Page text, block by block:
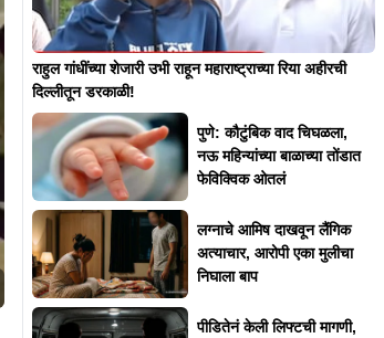
राहुल गांधींच्या शेजारी उभी राहून महाराष्ट्राच्या रिया अहीरची
दिल्लीतून डरकाळी!
पुणे: कौटुंबिक वाद चिघळला,
नऊ महिन्यांच्या बाळाच्या तोंडात
फेविक्विक ओतलं
लग्नाचे आमिष दाखवून लैंगिक
अत्याचार, आरोपी एका मुलीचा
निघाला बाप
पीडितेनं केली लिफ्टची मागणी,